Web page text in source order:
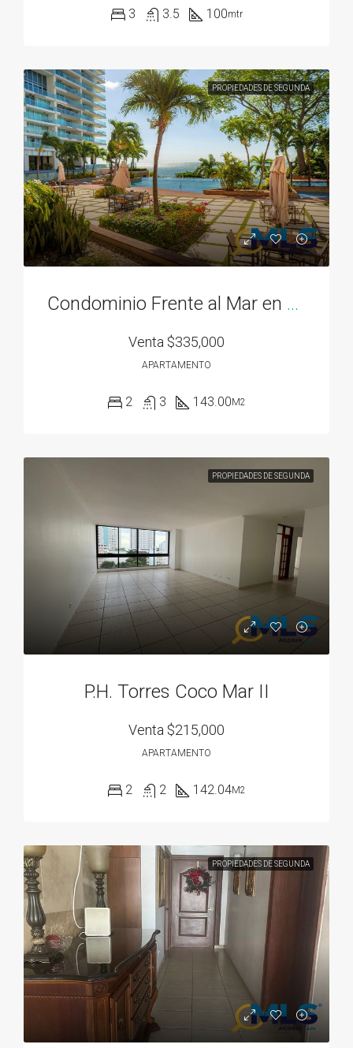
3 3.5 100mtr
PROPIEDADES DE SEGUNDA
Condominio Frente al Mar en Bahía Gorgona
Venta $335,000
APARTAMENTO
2 3 143.00M2
PROPIEDADES DE SEGUNDA
P.H. Torres Coco Mar II
Venta $215,000
APARTAMENTO
2 2 142.04M2
PROPIEDADES DE SEGUNDA